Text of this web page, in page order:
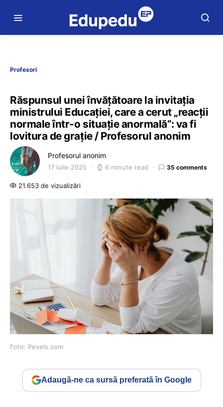
Profesori
Răspunsul unei învățătoare la invitația
ministrului Educației, care a cerut „reacții
normale într-o situație anormală”: va fi
lovitura de grație / Profesorul anonim
Profesorul anonim
17 iulie 2025 6 minute read 35 comments
21.653 de vizualizări
Foto: Pexels.com
Adaugă-ne ca sursă preferată în Google